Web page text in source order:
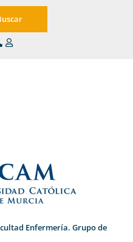
Enfermería. Grupo de